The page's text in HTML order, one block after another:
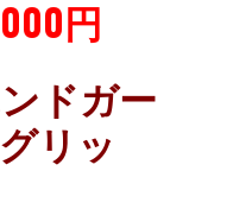
円
ドガー
リッ